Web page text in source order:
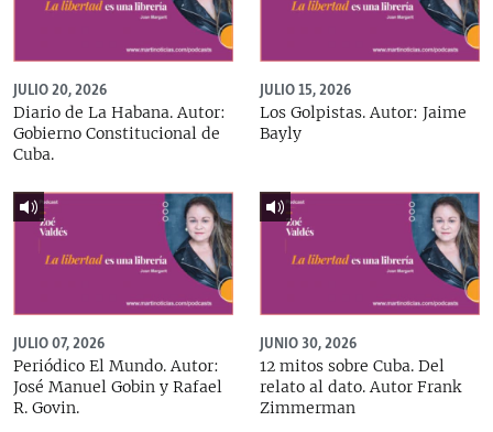
JULIO 20, 2026
Diario de La Habana. Autor:
Gobierno Constitucional de
Cuba.
JULIO 15, 2026
Los Golpistas. Autor: Jaime
Bayly
JULIO 07, 2026
Periódico El Mundo. Autor:
José Manuel Gobin y Rafael
R. Govin.
JUNIO 30, 2026
12 mitos sobre Cuba. Del
relato al dato. Autor Frank
Zimmerman